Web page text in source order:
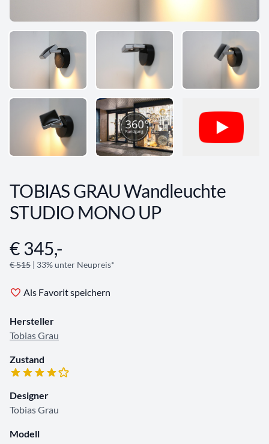
TOBIAS GRAU Wandleuchte
STUDIO MONO UP
Angebotsinformationen
€ 345,-
€ 515 | 33% unter Neupreis*
Als Favorit speichern
Hersteller
Tobias Grau
Zustand
Designer
Tobias Grau
Modell